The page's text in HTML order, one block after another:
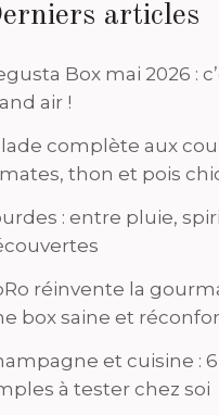
articles
Box mai 2026 :
air !
complète aux
thon et pois
: entre pluie,
réinvente la
box saine et
et cuisine :
à tester chez soi